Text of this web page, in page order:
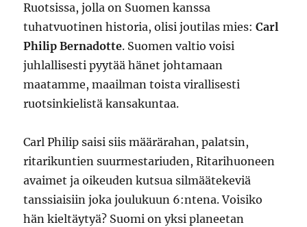
Ruotsissa, jolla on Suomen kanssa
tuhatvuotinen historia, olisi joutilas mies:Carl
Philip Bernadotte. Suomen valtio voisi
juhlallisesti pyytää hänet johtamaan
maatamme, maailman toista virallisesti
ruotsinkielistä kansakuntaa.
Carl Philip saisi siis määrärahan, palatsin,
ritarikuntien suurmestariuden, Ritarihuoneen
avaimet ja oikeuden kutsua silmäätekeviä
tanssiaisiin joka joulukuun 6:ntena. Voisiko
hän kieltäytyä? Suomi on yksi planeetan